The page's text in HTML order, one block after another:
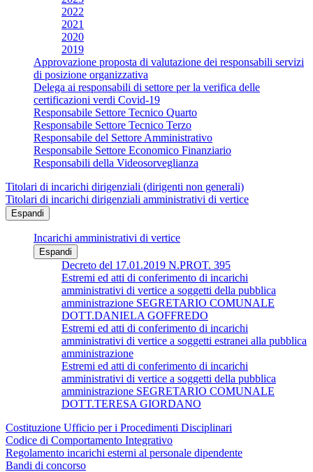
2022
2021
2020
2019
Approvazione proposta di valutazione dei responsabili servizi
di posizione organizzativa
Delega ai responsabili di settore per la verifica delle
certificazioni verdi Covid-19
Responsabile Settore Tecnico Quarto
Responsabile Settore Tecnico Terzo
Responsabile del Settore Amministrativo
Responsabile Settore Economico Finanziario
Responsabili della Videosorveglianza
Titolari di incarichi dirigenziali (dirigenti non generali)
Titolari di incarichi dirigenziali amministrativi di vertice
Espandi
Incarichi amministrativi di vertice
Espandi
Decreto del 17.01.2019 N.PROT. 395
Estremi ed atti di conferimento di incarichi
amministrativi di vertice a soggetti della pubblica
amministrazione SEGRETARIO COMUNALE
DOTT.DANIELA GOFFREDO
Estremi ed atti di conferimento di incarichi
amministrativi di vertice a soggetti estranei alla pubblica
amministrazione
Estremi ed atti di conferimento di incarichi
amministrativi di vertice a soggetti della pubblica
amministrazione SEGRETARIO COMUNALE
DOTT.TERESA GIORDANO
Costituzione Ufficio per i Procedimenti Disciplinari
Codice di Comportamento Integrativo
Regolamento incarichi esterni al personale dipendente
Bandi di concorso